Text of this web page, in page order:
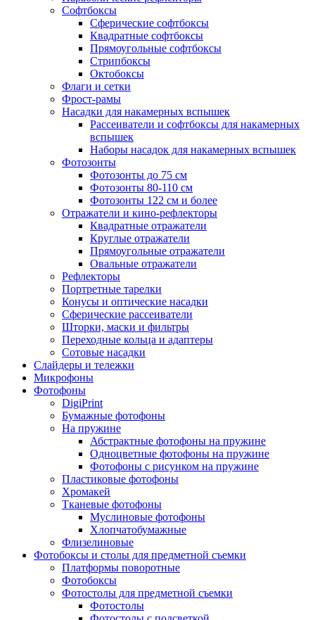
Софтбоксы
Сферические софтбоксы
Квадратные софтбоксы
Прямоугольные софтбоксы
Стрипбоксы
Октобоксы
Флаги и сетки
Фрост-рамы
Насадки для накамерных вспышек
Рассеиватели и софтбоксы для накамерных
вспышек
Наборы насадок для накамерных вспышек
Фотозонты
Фотозонты до 75 см
Фотозонты 80-110 см
Фотозонты 122 см и более
Отражатели и кино-рефлекторы
Квадратные отражатели
Круглые отражатели
Прямоугольные отражатели
Овальные отражатели
Рефлекторы
Портретные тарелки
Конусы и оптические насадки
Сферические рассеиватели
Шторки, маски и фильтры
Переходные кольца и адаптеры
Сотовые насадки
Слайдеры и тележки
Микрофоны
Фотофоны
DigiPrint
Бумажные фотофоны
На пружине
Абстрактные фотофоны на пружине
Одноцветные фотофоны на пружине
Фотофоны с рисунком на пружине
Пластиковые фотофоны
Хромакей
Тканевые фотофоны
Муслиновые фотофоны
Хлопчатобумажные
Флизелиновые
Фотобоксы и столы для предметной съемки
Платформы поворотные
Фотобоксы
Фотостолы для предметной съемки
Фотостолы